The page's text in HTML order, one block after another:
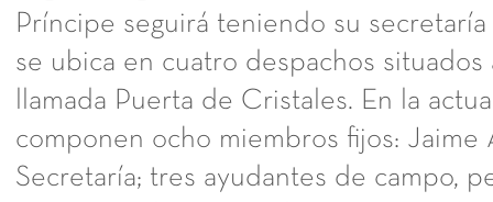
Príncipe seguirá teniendo su
se ubica en cuatro despachos situados
llamada Puerta de Cristales. En la
componen ocho miembros fijos: Jaime
Secretaría; tres ayudantes de campo,